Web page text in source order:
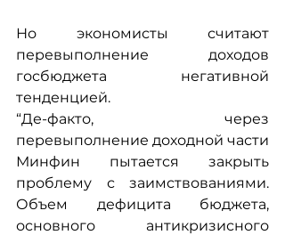
Но экономисты считают
перевыполнение доходов
госбюджета негативной
тенденцией.
“Де-факто, через
перевыполнение доходной части
Минфин пытается закрыть
проблему с заимствованиями.
Объем дефицита бюджета,
основного антикризисного